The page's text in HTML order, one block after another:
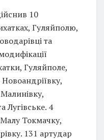
10
Гуляйполю,
та
Гуляйполе,
Лугівське. 4
Токмачку,
131 артудар